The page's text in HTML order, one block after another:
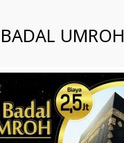
BADAL UMROH